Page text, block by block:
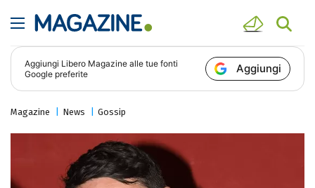
Aggiungi Libero Magazine alle tue fonti
Google preferite
Aggiungi
Magazine News Gossip